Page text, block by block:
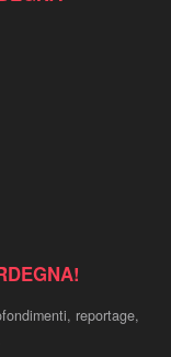
reportage,